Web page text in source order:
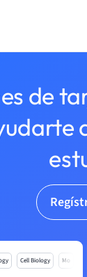
de
Cell Biology Mo